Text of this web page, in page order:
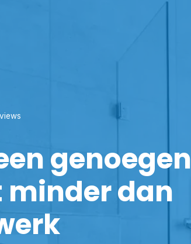
genoegen
dan